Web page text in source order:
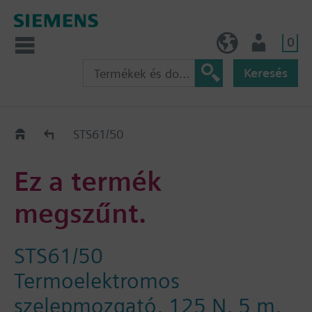
0
Keresés
Régi-Új Kiváltási segédlet
STS61/50
Ez a termék
megszűnt.
STS61/50
Termoelektromos
szelepmozgató, 125 N, 5 m,